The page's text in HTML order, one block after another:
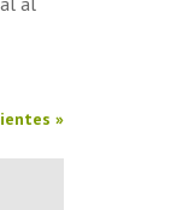
»